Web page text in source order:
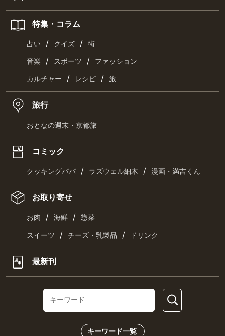
特集・コラム
占い / クイズ / 街
音楽 / スポーツ / ファッション
カルチャー / レシピ / 旅
旅行
おとなの週末・京都旅
コミック
クッキングパパ / ラズウェル細木 / 漫画・満吉くん
お取り寄せ
お肉 / 海鮮 / 惣菜
スイーツ / チーズ・乳製品 / ドリンク
最新刊
キーワード一覧